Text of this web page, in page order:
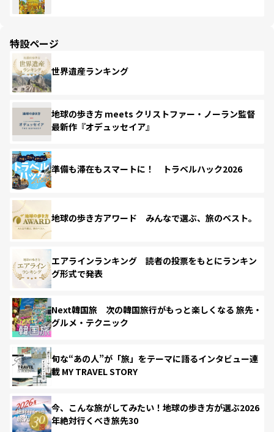
特設ページ
世界遺産ランキング
地球の歩き方 meets クリストファー・ノーラン監督
最新作『オデュッセイア』
準備も滞在もスマートに！ トラベルハック2026
地球の歩き方アワード みんなで選ぶ、旅のベスト。
エアラインランキング 読者の投票をもとにランキン
グ形式で発表
Next韓国旅 次の韓国旅行がもっと楽しくなる 旅先・
グルメ・テクニック
旬な“あの人”が「旅」をテーマに語るインタビュー連
載 MY TRAVEL STORY
今、こんな旅がしてみたい！地球の歩き方が選ぶ2026
年絶対行くべき旅先30